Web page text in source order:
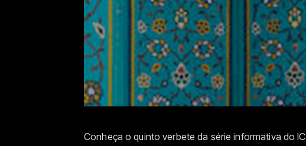
Conheça o quinto verbete da série informativa do